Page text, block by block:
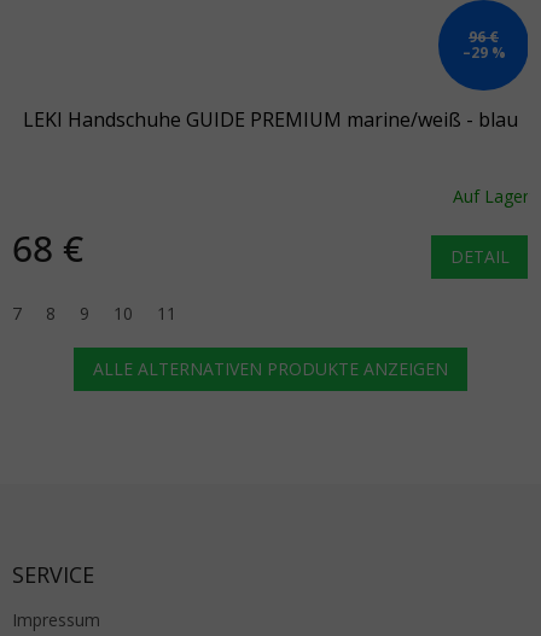
96 €
–29 %
LEKI Handschuhe GUIDE PREMIUM marine/weiß - blau
Auf Lager
68 € DETAIL
7 8 9 10 11
ALLE ALTERNATIVEN PRODUKTE ANZEIGEN
SERVICE
Impressum